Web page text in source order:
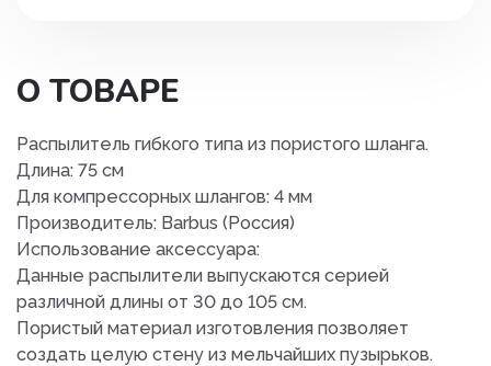
О ТОВАРЕ
Распылитель гибкого типа из пористого шланга.
Длина: 75 см
Для компрессорных шлангов: 4 мм
Производитель: Barbus (Россия)
Использование аксессуара:
Данные распылители выпускаются серией
различной длины от 30 до 105 см.
Пористый материал изготовления позволяет
создать целую стену из мельчайших пузырьков.